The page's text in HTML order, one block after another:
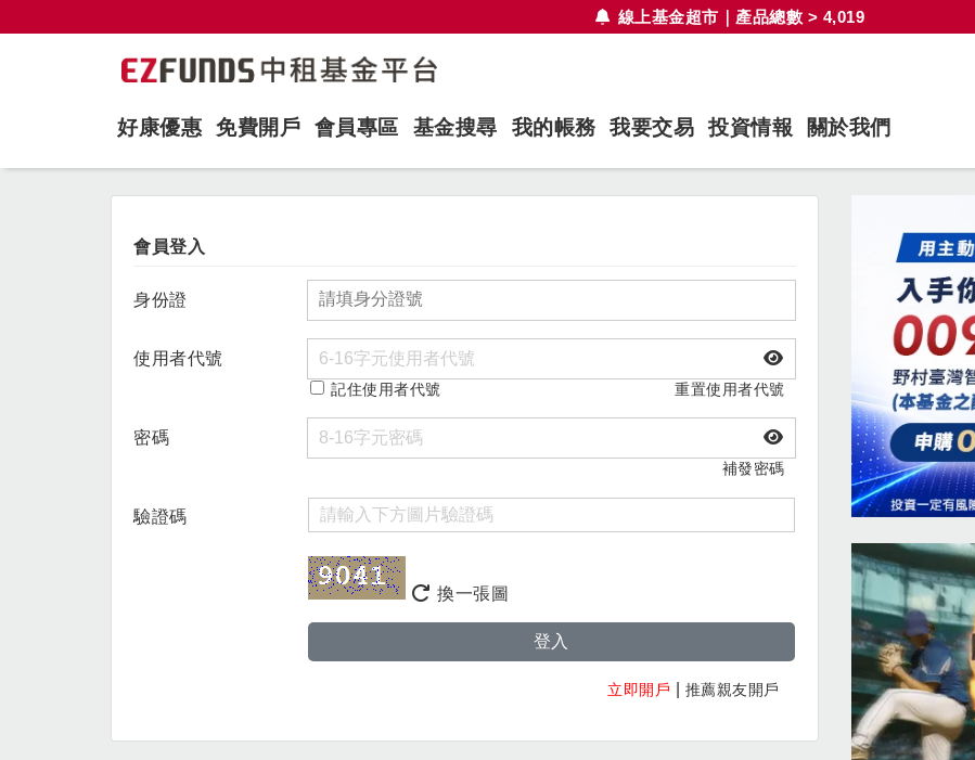
線上基金超市｜產品總數 > 4,019
好康優惠 免費開戶 會員專區 基金搜尋 我的帳務 我要交易 投資情報 關於我們
會員登入
身份證
使用者代號
記住使用者代號 重置使用者代號
密碼
補發密碼
驗證碼
換一張圖
登入
立即開戶 推薦親友開戶